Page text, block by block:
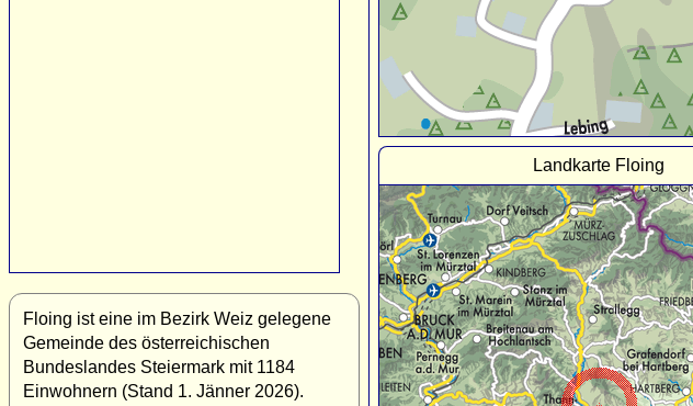
Floing ist eine im Bezirk Weiz gelegene
Gemeinde des österreichischen
Bundeslandes Steiermark mit 1184
Einwohnern (Stand 1. Jänner 2026).
Landkarte Floing